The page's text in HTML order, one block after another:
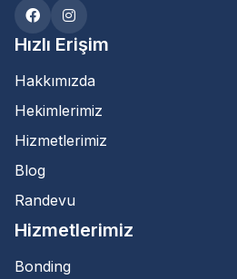
Hızlı Erişim
Hakkımızda
Hekimlerimiz
Hizmetlerimiz
Blog
Randevu
Hizmetlerimiz
Bonding